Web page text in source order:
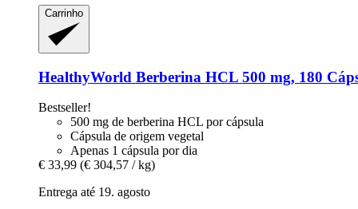
Carrinho
HealthyWorld Berberina HCL 500 mg, 180
Bestseller!
500 mg de berberina HCL por cápsula
Cápsula de origem vegetal
Apenas 1 cápsula por dia
€ 33,99 (€ 304,57 / kg)
Entrega até 19. agosto